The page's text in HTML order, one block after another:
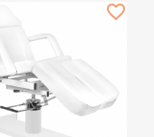
favorite_border